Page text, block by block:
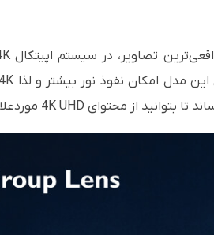
تصاویر، در سیستم اپیتکال
4K
تا بتوانید از محتوای 4K UHD